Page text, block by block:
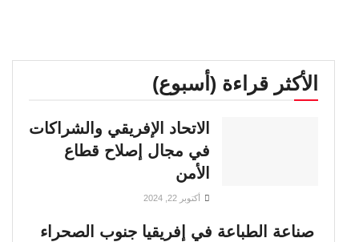
الأكثر قراءة (أسبوع)
الاتحاد الإفريقي والشراكات
في مجال إصلاح قطاع
الأمن
أكتوبر 22, 2024
صناعة الطباعة في إفريقيا جنوب الصحراء